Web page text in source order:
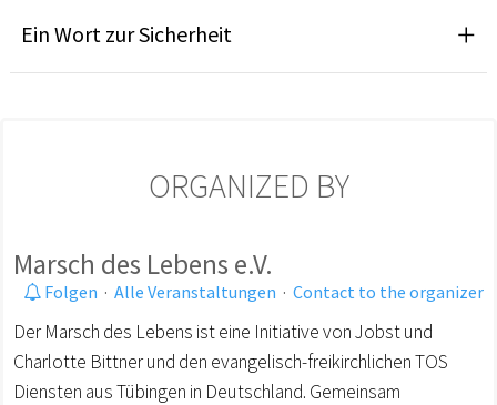
Ein Wort zur Sicherheit
ORGANIZED BY
Marsch des Lebens e.V.
Folgen · Alle Veranstaltungen · Contact to the organizer
Der Marsch des Lebens ist eine Initiative von Jobst und
Charlotte Bittner und den evangelisch-freikirchlichen TOS
Diensten aus Tübingen in Deutschland. Gemeinsam